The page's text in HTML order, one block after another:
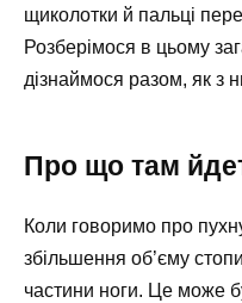
щиколотки й пальці
Розберімося в цьому
дізнаймося разом, як з
Про що там
Коли говоримо про
збільшення об’єму
частини ноги. Це може